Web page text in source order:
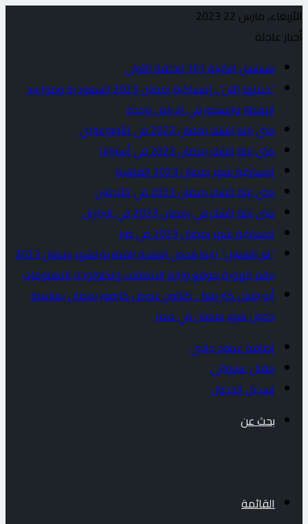
الأربعاء, مارس 22 2023
أخبار عاجلة
مسلسل الكتيبة 101 الحلقة الأولى
“حملها الآن”.. إمساكية رمضان 2023 السعودية ومواعيد
الإفطار والسحور في الرياض وجدة
متي ليلة الشك رمضان 2023 في الأوروغواي
متي ليلة الشك رمضان 2023 في أستراليا
إمساكية شهر رمضان 2023 القاهرة
متي ليلة الشك رمضان 2023 في الأرجنتين
متى ليلة الشك في رمضان 2023 في البرازيل
امساكية شهر رمضان 2023 في ضبا
“تم التفعيل” رابط فحص المنحة القطرية لشهر رمضان 2023
برقم الهوية موقع وزارة الاتصالات وتكنولوجيا المعلومات
أبو بلاش كتر منة .. كتالوج عروض كارفور رمضان بمناسبة
دخول شهر رمضان في مصر
إضافة عمود جانبي
مقال عشوائي
تسجيل الدخول
بحث عن
القائمة